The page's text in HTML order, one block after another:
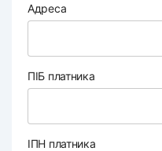
Адреса
ПІБ платника
ІПН платника